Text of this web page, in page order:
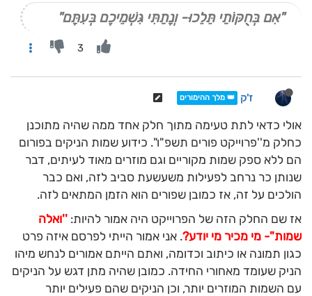
"אִם בְּחֻקּוֹתַי תֵּלֵכוּ- וְנָתַתִּי גִּשְׁמֵיכֶם בְּעִתָּם"
3
ז'ק 👑 מלך ההימורים
אולי כדאי לתת טעימה מתוך חלק אחד ממה שהיה מתוכנן
כחלק מ''פרוייקט פורים תשפ"ו". כידוע שמות הניקים בפורום
הם ללא ספק שמות מקוריים וגם מוזרים מאוד לעיתים, דבר
שנותן כר נרחב לפעילות משעשעת סביב לזה, ואם כבר
הולכים על זה, אז כמובן שפורים הוא הזמן המתאים לזה.
אז שם החלק הזה של הפרוייקט היה אמור להיות: ''ואלה
שמות''- מי מכיר מי יודע?. אני אמור הייתי לפרסם איזה פרט
כגון תמונה או כיתוב וכדומה, ואתם הייתם אמורים לנחש מיהו
הניק שעומד מאחורי החידה. כמובן שהיה מתן דגש על הניקים
עם השמות המוזרים יותר, וכן הניקים שהם פעילים יותר